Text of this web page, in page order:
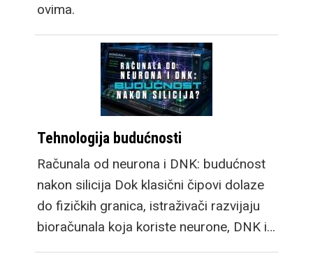
ovima.
Tehnologija budućnosti
Računala od neurona i DNK: budućnost
nakon silicija Dok klasični čipovi dolaze
do fizičkih granica, istraživači razvijaju
bioračunala koja koriste neurone, DNK i…